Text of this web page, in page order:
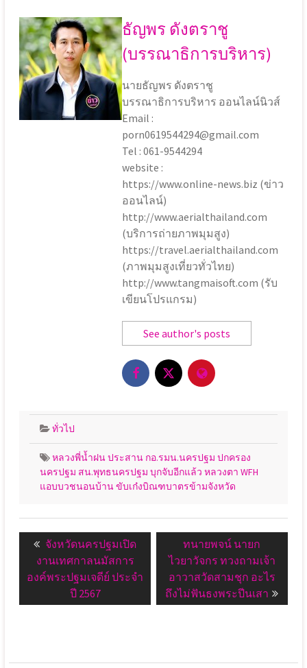
ธัญพร ดังตราชู
(บรรณาธิการบริหาร)
นายธัญพร ดังตราชู
บรรณาธิการบริหาร ออนไลน์นิวส์
Email :
porn0619544294@gmail.com
Tel : 061-9544294
website :
https://www.online-news.biz (ข่าว
ออนไลน์)
http://www.aerialthailand.com
(บริการถ่ายภาพมุมสูง)
https://travel.aerialthailand.com
(ภาพมุมสูงเที่ยวทั่วไทย)
http://www.tangmaisoft.com (รับ
เขียนโปรแกรม)
See author's posts
ทั่วไป
หลวงพี่น้ำฝน ประสาน กอ.รมน.นครปฐม ปกครอง
นครปฐม สน.พุทธนครปฐม บุกจับอีกแล้ว หลวงตา WFH
แอบบวชนอนบ้าน ขับเก๋งบิณฑบาตรข้ามจังหวัด
เรื่องPrevious
post:
จังหวัดนครปฐมเปิด
งานเทศกาลนมัสการ
องค์พระปฐมเจดีย์ ประจำ
ปี 2567
Next
post:
ทนายพจน์ นายก
ไวยาวัจกร ทวงถามเจ้า
อาวาสวัดสามชุก อะไร
ถึงไม่ฟันธงพระปีนเสา